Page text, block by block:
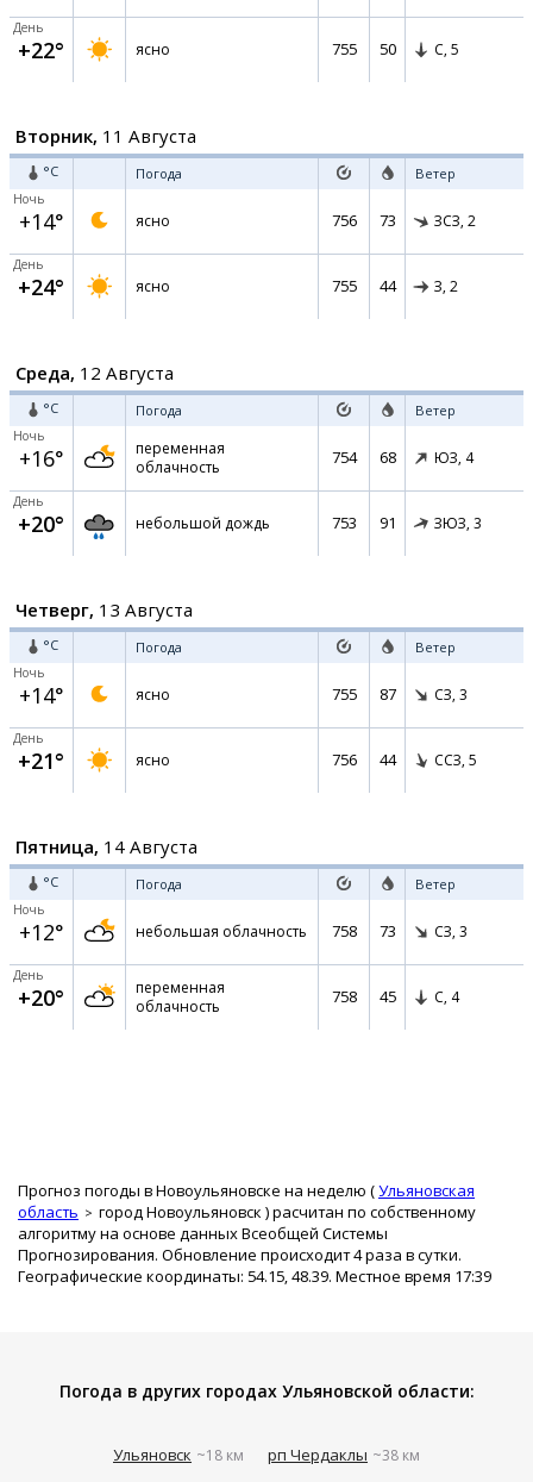
День
+22° ясно 755 50 С, 5
Вторник, 11 Августа
°C Погода Ветер
Ночь
+14° ясно 756 73 ЗСЗ, 2
День
+24° ясно 755 44 З, 2
Среда, 12 Августа
°C Погода Ветер
Ночь
+16°
переменная
облачность
754 68 ЮЗ, 4
День
+20° небольшой дождь 753 91 ЗЮЗ, 3
Четверг, 13 Августа
°C Погода Ветер
Ночь
+14° ясно 755 87 СЗ, 3
День
+21° ясно 756 44 ССЗ, 5
Пятница, 14 Августа
°C Погода Ветер
Ночь
+12° небольшая облачность 758 73 СЗ, 3
День
+20°
переменная
облачность
758 45 С, 4
Прогноз погоды в Новоульяновске на неделю (Ульяновская
область
город Новоульяновск ) расчитан по собственному
алгоритму на основе данных Всеобщей Системы
Прогнозирования. Обновление происходит 4 раза в сутки.
Географические координаты: 54.15, 48.39. Местное время 17:39
Погода в других городах Ульяновской области:
Ульяновск ~18 км рп Чердаклы ~38 км